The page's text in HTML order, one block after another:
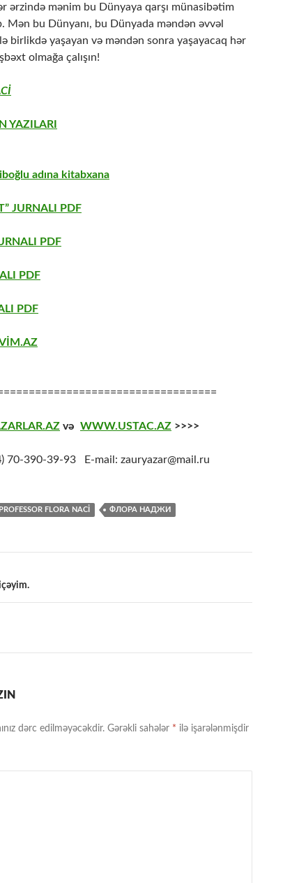
ərzində mənim bu Dünyaya qarşı münasibətim
Mən bu Dünyanı, bu Dünyada məndən əvvəl
birlikdə yaşayan və məndən sonra yaşayacaq hər
olmağa çalışın!
YAZILARI
adına kitabxana
JURNALI PDF
PDF
PDF
PDF
və WWW.USTAC.AZ >>>>
) 70-390-39-93 E-mail: zauryazar@mail.ru
PROFESSOR FLORA NACİ ФЛОРА НАДЖИ
dərc edilməyəcəkdir. Gərəkli sahələr * ilə işarələnmişdir